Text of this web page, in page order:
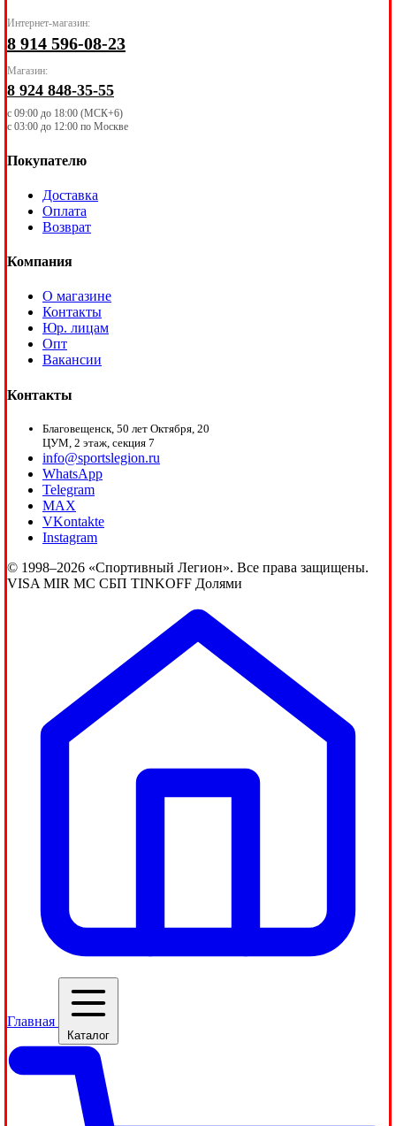
Интернет-магазин:
8 914 596-08-23
Магазин:
8 924 848-35-55
с 09:00 до 18:00 (МСК+6)
с 03:00 до 12:00 по Москве
Покупателю
Доставка
Оплата
Возврат
Компания
О магазине
Контакты
Юр. лицам
Опт
Вакансии
Контакты
Благовещенск, 50 лет Октября, 20
ЦУМ, 2 этаж, секция 7
info@sportslegion.ru
WhatsApp
Telegram
MAX
VKontakte
Instagram
© 1998–2026 «Спортивный Легион». Все права защищены.
VISA MIR MC СБП TINKOFF Долями
Главная
Каталог